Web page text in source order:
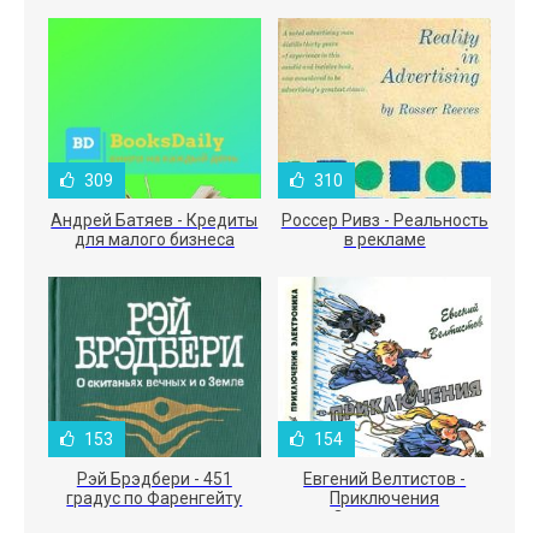
309
Андрей Батяев - Кредиты
для малого бизнеса
310
Россер Ривз - Реальность
в рекламе
153
Рэй Брэдбери - 451
градус по Фаренгейту
154
Евгений Велтистов -
Приключения
Электроника